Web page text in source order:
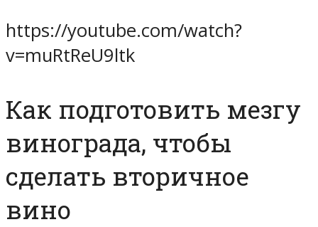
https://youtube.com/watch?
v=muRtReU9ltk
Как подготовить мезгу
винограда, чтобы
сделать вторичное
вино